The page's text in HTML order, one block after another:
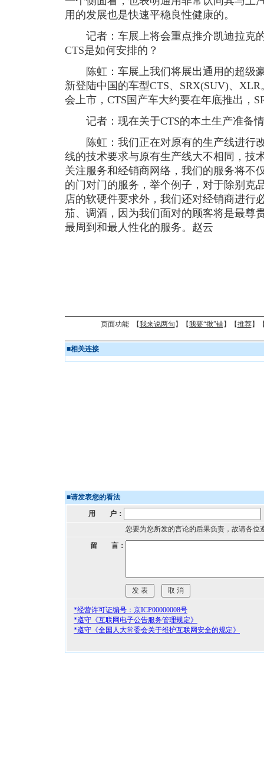
用的发展也是快速平稳良性健康的。
记者：车展上将会重点推介凯迪拉克
CTS是如何安排的？
陈虹：车展上我们将展出通用的超级豪
新登陆中国的车型CTS、SRX(SUV)、
会上市，CTS国产车大约要在年底推出，
记者：现在关于CTS的本土生产准备
陈虹：我们正在对原有的生产线进行
线的技术要求与原有生产线大不相同，技
关注服务和经销商网络，我们的服务将不
的门对门的服务，举个例子，对于除别克
店的软硬件要求外，我们还对经销商进行
茄、调酒，因为我们面对的顾客将是最尊
最周到和最人性化的服务。赵云
页面功能 【我来说两句 】【我要“揪”错】【推荐】
■相关连接
■请发表您的看法
用 户：
您要为您所发的言论的后果负责，故请各位
留 言：
*经营许可证编号：京ICP00000008号
*遵守《互联网电子公告服务管理规定》
*遵守《全国人大常委会关于维护互联网安全的规定》